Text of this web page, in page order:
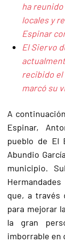
ha
locales y
Espinar
El Siervo
recibido el
marcó su
A
Espinar,
pueblo de El
Abundio
municipio.
que, a través
para mejorar
la gran
imborrable en